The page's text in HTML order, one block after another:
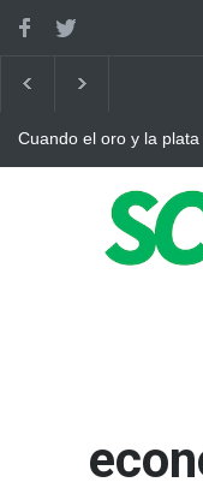
Cuando el oro y la